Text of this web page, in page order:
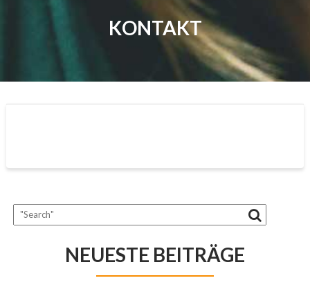
KONTAKT
NEUESTE BEITRÄGE